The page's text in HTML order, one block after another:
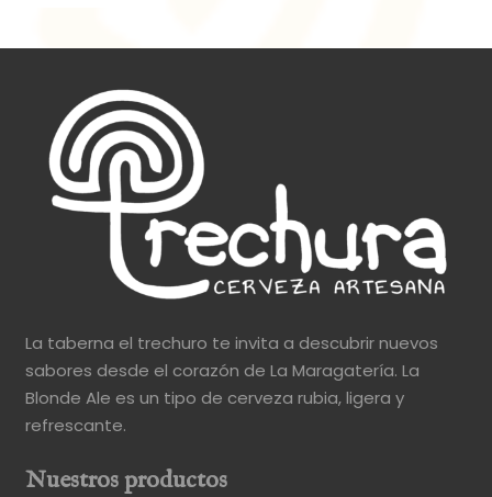
La taberna el trechuro te invita a descubrir nuevos
sabores desde el corazón de La Maragatería. La
Blonde Ale es un tipo de cerveza rubia, ligera y
refrescante.
Nuestros productos